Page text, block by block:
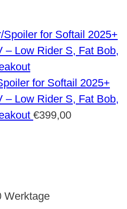
for Softail 2025+
– Low Rider S, Fat Bob,
€399,00
Werktage